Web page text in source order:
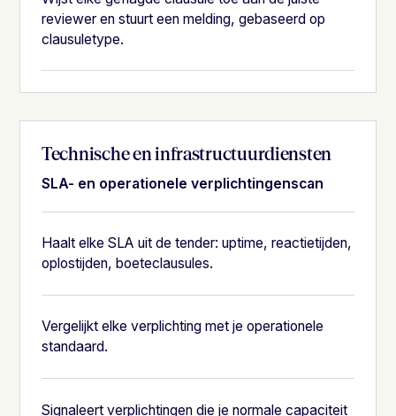
reviewer en stuurt een melding, gebaseerd op
clausuletype.
Technische en infrastructuurdiensten
SLA- en operationele verplichtingenscan
Haalt elke SLA uit de tender: uptime, reactietijden,
oplostijden, boeteclausules.
Vergelijkt elke verplichting met je operationele
standaard.
Signaleert verplichtingen die je normale capaciteit